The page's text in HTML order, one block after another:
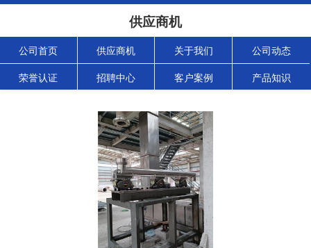
供应商机
公司首页 供应商机 关于我们 公司动态
荣誉认证 招聘中心 客户案例 产品知识